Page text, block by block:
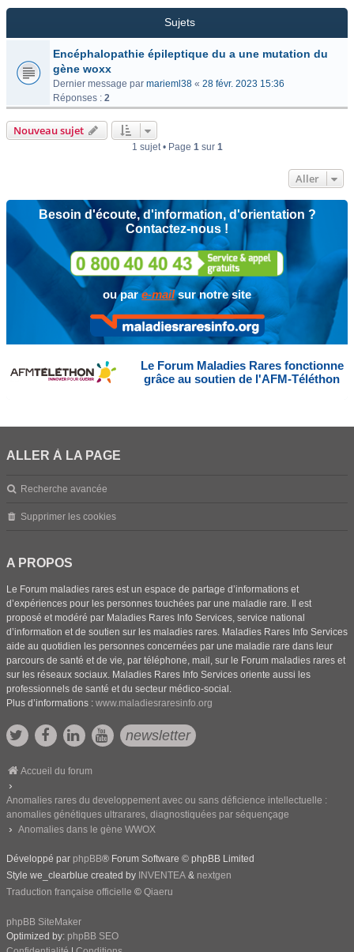
Sujets
Encéphalopathie épileptique du a une mutation du
gène woxx
Dernier message par marieml38 « 28 févr. 2023 15:36
Réponses : 2
Nouveau sujet
1 sujet • Page 1sur 1
Aller
Besoin d'écoute, d'information, d'orientation ?
Contactez-nous !
ou pare-mailsur notre site
Le Forum Maladies Rares fonctionne
grâce au soutien de l'AFM-Téléthon
ALLER À LA PAGE
Recherche avancée
Supprimer les cookies
A PROPOS
Le Forum maladies rares est un espace de partage d’informations et
d’expériences pour les personnes touchées par une maladie rare. Il est
proposé et modéré par Maladies Rares Info Services, service national
d’information et de soutien sur les maladies rares. Maladies Rares Info Services
aide au quotidien les personnes concernées par une maladie rare dans leur
parcours de santé et de vie, par téléphone, mail, sur le Forum maladies rares et
sur les réseaux sociaux. Maladies Rares Info Services oriente aussi les
professionnels de santé et du secteur médico-social.
Plus d’informations : www.maladiesraresinfo.org
newsletter
Accueil du forum
Anomalies rares du developpement avec ou sans déficience intellectuelle :
anomalies génétiques ultrarares, diagnostiquées par séquençage
Anomalies dans le gène WWOX
Développé par phpBB® Forum Software © phpBB Limited
Style we_clearblue created by INVENTEA & nextgen
Traduction française officielle © Qiaeru
phpBB SiteMaker
Optimized by: phpBB SEO